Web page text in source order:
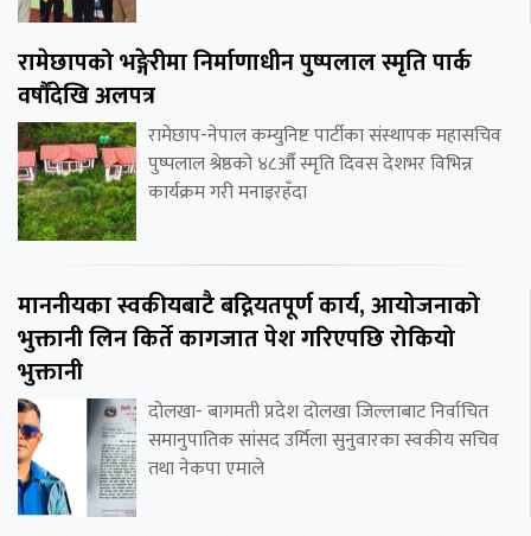
रामेछापको भङ्गेरीमा निर्माणाधीन पुष्पलाल स्मृति पार्क
वर्षौंदेखि अलपत्र
रामेछाप-नेपाल कम्युनिष्ट पार्टीका संस्थापक महासचिव
पुष्पलाल श्रेष्ठको ४८औँ स्मृति दिवस देशभर विभिन्न
कार्यक्रम गरी मनाइरहँदा
माननीयका स्वकीयबाटै बद्नियतपूर्ण कार्य, आयोजनाको
भुक्तानी लिन किर्ते कागजात पेश गरिएपछि रोकियो
भुक्तानी
दोलखा- बागमती प्रदेश दोलखा जिल्लाबाट निर्वाचित
समानुपातिक सांसद उर्मिला सुनुवारका स्वकीय सचिव
तथा नेकपा एमाले